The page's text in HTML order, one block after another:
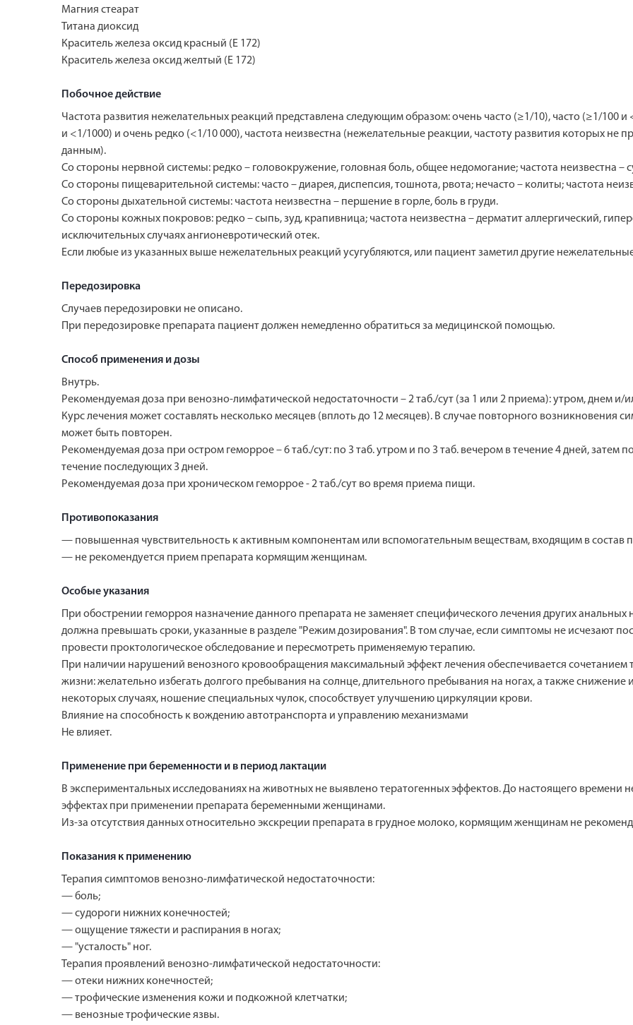
Магния стеарат
Титана диоксид
Краситель железа оксид красный (Е 172)
Краситель железа оксид желтый (Е 172)
Побочное действие
Частота развития нежелательных реакций представлена следующим образом: очень часто (≥1/10), часто (≥1/100
и <1/1000) и очень редко (<1/10 000), частота неизвестна (нежелательные реакции, частоту развития которых не
данным).
Со стороны нервной системы: редко – головокружение, головная боль, общее недомогание; частота неизвестна –
Со стороны пищеварительной системы: часто – диарея, диспепсия, тошнота, рвота; нечасто – колиты; частота
Со стороны дыхательной системы: частота неизвестна – першение в горле, боль в груди.
Со стороны кожных покровов: редко – сыпь, зуд, крапивница; частота неизвестна – дерматит аллергический,
исключительных случаях ангионевротический отек.
Если любые из указанных выше нежелательных реакций усугубляются, или пациент заметил другие
Передозировка
Случаев передозировки не описано.
При передозировке препарата пациент должен немедленно обратиться за медицинской помощью.
Способ применения и дозы
Внутрь.
Рекомендуемая доза при венозно-лимфатической недостаточности – 2 таб./сут (за 1 или 2 приема): утром, днем
Курс лечения может составлять несколько месяцев (вплоть до 12 месяцев). В случае повторного возникновения
может быть повторен.
Рекомендуемая доза при остром геморрое – 6 таб./сут: по 3 таб. утром и по 3 таб. вечером в течение 4 дней, затем
течение последующих 3 дней.
Рекомендуемая доза при хроническом геморрое - 2 таб./сут во время приема пищи.
Противопоказания
— повышенная чувствительность к активным компонентам или вспомогательным веществам, входящим в состав
— не рекомендуется прием препарата кормящим женщинам.
Особые указания
При обострении геморроя назначение данного препарата не заменяет специфического лечения других
должна превышать сроки, указанные в разделе "Режим дозирования". В том случае, если симптомы не исчезают
провести проктологическое обследование и пересмотреть применяемую терапию.
При наличии нарушений венозного кровообращения максимальный эффект лечения обеспечивается
жизни: желательно избегать долгого пребывания на солнце, длительного пребывания на ногах, а также
некоторых случаях, ношение специальных чулок, способствует улучшению циркуляции крови.
Влияние на способность к вождению автотранспорта и управлению механизмами
Не влияет.
Применение при беременности и в период лактации
В экспериментальных исследованиях на животных не выявлено тератогенных эффектов. До настоящего времени
эффектах при применении препарата беременными женщинами.
Из-за отсутствия данных относительно экскреции препарата в грудное молоко, кормящим женщинам не
Показания к применению
Терапия симптомов венозно-лимфатической недостаточности:
— боль;
— судороги нижних конечностей;
— ощущение тяжести и распирания в ногах;
— "усталость" ног.
Терапия проявлений венозно-лимфатической недостаточности:
— отеки нижних конечностей;
— трофические изменения кожи и подкожной клетчатки;
— венозные трофические язвы.